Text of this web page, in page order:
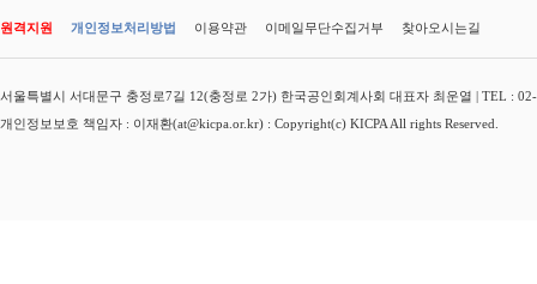
원격지원 개인정보처리방법 이용약관 이메일무단수집거부 찾아오시는길
서울특별시 서대문구 충정로7길 12(충정로 2가) 한국공인회계사회 대표자 최운열 | TEL :
개인정보보호 책임자 : 이재환(at@kicpa.or.kr) : Copyright(c) KICPA All rights Reserved.